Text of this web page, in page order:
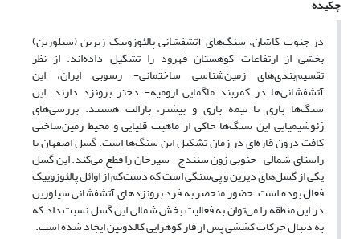
چکیده
در جنوب کاشان، سنگ‌های آتشفشانی پالئوزوییک زیرین (سیلورین)
بخشی از ارتفاعات کوهستان قهرود را تشکیل داده‌اند. از نظر
تقسیم‌بندی‌های زمین‌شناسی ساختمانی- رسوبی ایران، این
آتشفشانی‌ها در کمربند ماگمایی ارومیه- دختر برونزد دارند. این
سنگ‌ها بازی تا نیمه بازی و بیشتر، بازالت هستند. بررسی‌های
ژئوشیمیایی این سنگ‌ها حاکی از ماهیت قلیایی و محیط زمین‌ساختی
کافت درون قاره‌ای در زمان تشکیل این سنگ‌ها است. گسل اصفهان با
راستای شمالی- جنوبی زون سنندج- سیرجان را قطع می‌کند. این گسل
یکی از گسل‌های دیرین و پی‌سنگی است که دست‌کم از اوائل پالئوزوییک
فعال بوده است. حضور منحصر به فرد برونزدهای آتشفشانی سیلورین
در این منطقه را می‌توان به فعالیت بخش شمالی این گسل نسبت داد که
به دنبال حرکات کششی پس از فاز کوهزایی کالدونین ایجاد شده است.